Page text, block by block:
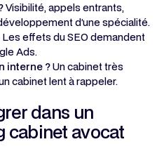
Visibilité, appels entrants,
d’une spécialité.
Les effets du SEO demandent
Ads.
interne ?Un cabinet très
cabinet lent à rappeler.
dans un
cabinet avocat